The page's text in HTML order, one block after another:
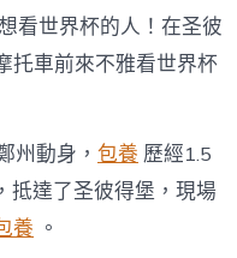
看世界杯的人！在圣彼
托車前來不雅看世界杯
州動身， 包養 歷經1.5
抵達了圣彼得堡，現場
養 。